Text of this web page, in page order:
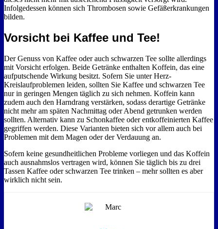
Infolgedessen können sich Thrombosen sowie Gefäßerkrankungen
bilden.
Vorsicht bei Kaffee und Tee!
Der Genuss von Kaffee oder auch schwarzen Tee sollte allerdings
mit Vorsicht erfolgen. Beide Getränke enthalten Koffein, das eine
aufputschende Wirkung besitzt. Sofern Sie unter Herz-
Kreislaufproblemen leiden, sollten Sie Kaffee und schwarzen Tee
nur in geringen Mengen täglich zu sich nehmen. Koffein kann
zudem auch den Harndrang verstärken, sodass derartige Getränke
nicht mehr am späten Nachmittag oder Abend getrunken werden
sollten. Alternativ kann zu Schonkaffee oder entkoffeinierten Kaffee
gegriffen werden. Diese Varianten bieten sich vor allem auch bei
Problemen mit dem Magen oder der Verdauung an.
Sofern keine gesundheitlichen Probleme vorliegen und das Koffein
auch ausnahmslos vertragen wird, können Sie täglich bis zu drei
Tassen Kaffee oder schwarzen Tee trinken – mehr sollten es aber
wirklich nicht sein.